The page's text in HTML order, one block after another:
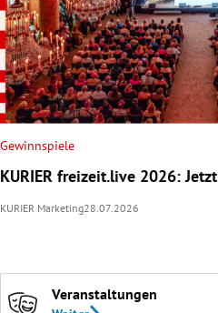
Gewinnspiele
KURIER freizeit.live 2026:
KURIER Marketing28.07.2026
Veranstaltungen